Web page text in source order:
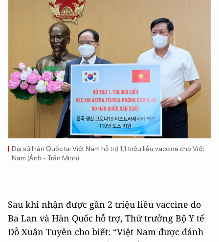
Đại sứ Hàn Quốc tại Việt Nam hỗ trợ 1,1 triệu liều vaccine cho Việt
Nam (Ảnh - Trần Minh)
Sau khi nhận được gần 2 triệu liều vaccine do
Ba Lan và Hàn Quốc hỗ trợ, Thứ trưởng Bộ Y tế
Đỗ Xuân Tuyên cho biết: “Việt Nam được đánh